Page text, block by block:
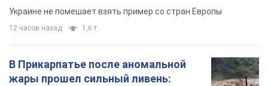
Украине не помешает взять пример со стран Европы
12 часов назад 1,6 т.
В Прикарпатье после аномальной
жары прошел сильный ливень: